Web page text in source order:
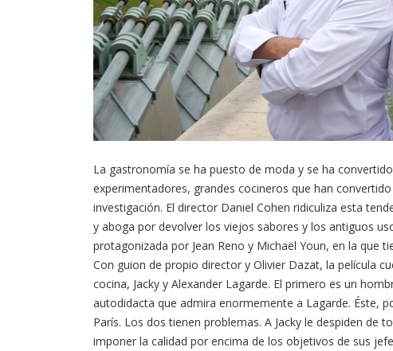
La gastronomía se ha puesto de moda y se ha
experimentadores, grandes cocineros que han
investigación. El director Daniel Cohen ridiculiza esta
y aboga por devolver los viejos sabores y los antiguos
protagonizada por Jean Reno y Michaël Youn, en la que
Con guion de propio director y Olivier Dazat, la película
cocina, Jacky y Alexander Lagarde. El primero es un
autodidacta que admira enormemente a Lagarde. Éste,
París. Los dos tienen problemas. A Jacky le despiden de
imponer la calidad por encima de los objetivos de sus